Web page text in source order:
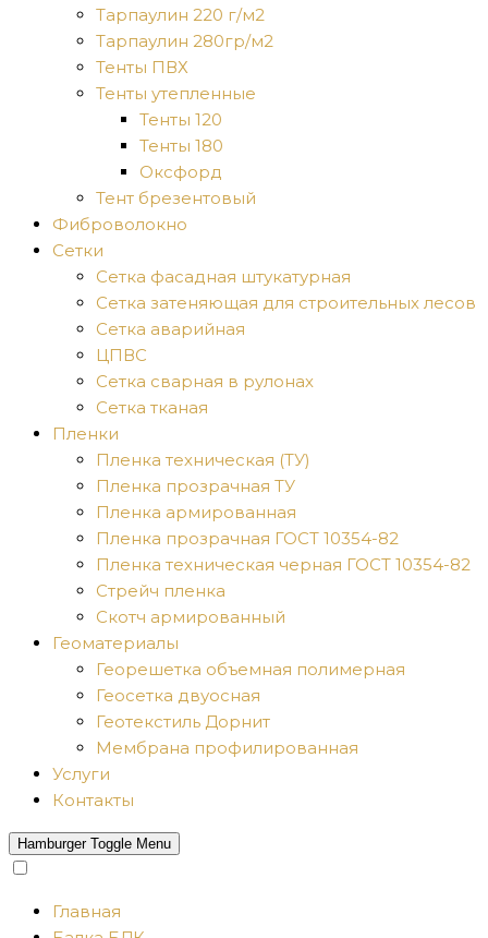
Тарпаулин 220 г/м2
Тарпаулин 280гр/м2
Тенты ПВХ
Тенты утепленные
Тенты 120
Тенты 180
Оксфорд
Тент брезентовый
Фиброволокно
Сетки
Сетка фасадная штукатурная
Сетка затеняющая для строительных лесов
Сетка аварийная
ЦПВС
Сетка сварная в рулонах
Сетка тканая
Пленки
Пленка техническая (ТУ)
Пленка прозрачная ТУ
Пленка армированная
Пленка прозрачная ГОСТ 10354-82
Пленка техническая черная ГОСТ 10354-82
Стрейч пленка
Скотч армированный
Геоматериалы
Георешетка объемная полимерная
Геосетка двуосная
Геотекстиль Дорнит
Мембрана профилированная
Услуги
Контакты
Hamburger Toggle Menu
Главная